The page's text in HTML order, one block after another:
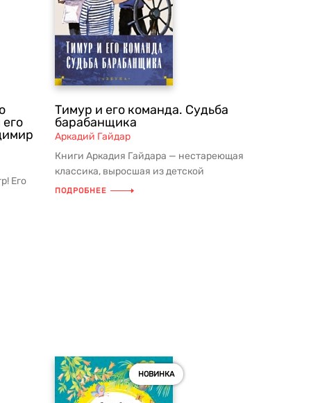
Его
Тимур и его команда. Судьба
барабанщика
Аркадий Гайдар
Книги Аркадия Гайдара — нестареющая
классика, выросшая из детской
литературы в подлинно народное чте...
ПОДРОБНЕЕ
НОВИНКА